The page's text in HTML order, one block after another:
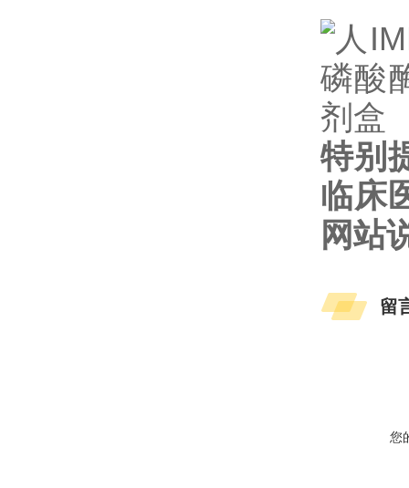
特别
临床
网站
留
您